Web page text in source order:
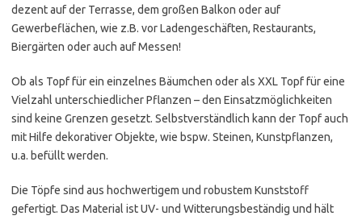
dezent auf der Terrasse, dem großen Balkon oder auf
Gewerbeflächen, wie z.B. vor Ladengeschäften, Restaurants,
Biergärten oder auch auf Messen!
Ob als Topf für ein einzelnes Bäumchen oder als XXL Topf für eine
Vielzahl unterschiedlicher Pflanzen – den Einsatzmöglichkeiten
sind keine Grenzen gesetzt. Selbstverständlich kann der Topf auch
mit Hilfe dekorativer Objekte, wie bspw. Steinen, Kunstpflanzen,
u.a. befüllt werden.
Die Töpfe sind aus hochwertigem und robustem Kunststoff
gefertigt. Das Material ist UV- und Witterungsbeständig und hält